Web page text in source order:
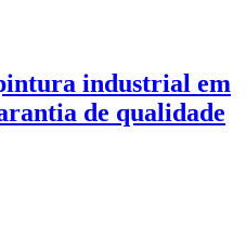
industrial em
de qualidade